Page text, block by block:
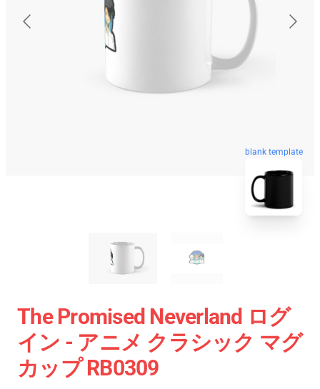
blank template
The Promised Neverland ログ
イン - アニメ クラシック マグ
カップ RB0309